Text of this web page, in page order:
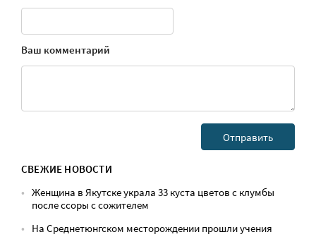
Ваш комментарий
СВЕЖИЕ НОВОСТИ
Женщина в Якутске украла 33 куста цветов с клумбы
после ссоры с сожителем
На Среднетюнгском месторождении прошли учения